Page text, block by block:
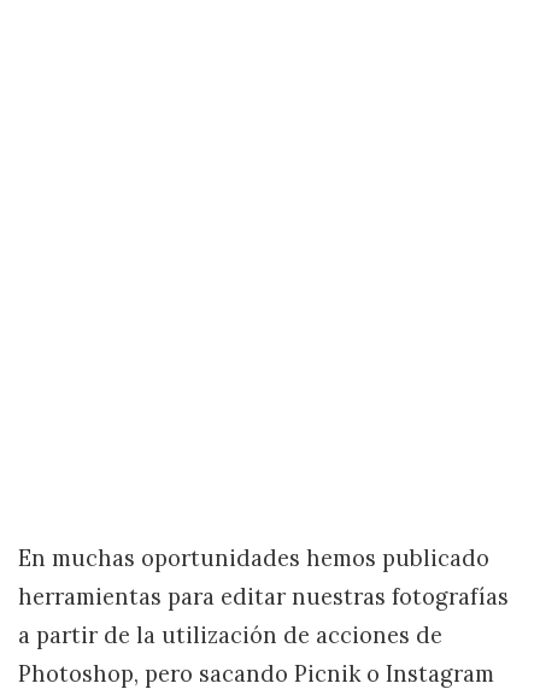
En muchas oportunidades hemos publicado
herramientas para editar nuestras fotografías
a partir de la utilización de acciones de
Photoshop, pero sacando Picnik o Instagram